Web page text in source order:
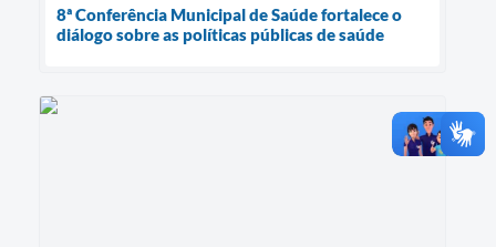
8ª Conferência Municipal de Saúde fortalece o
diálogo sobre as políticas públicas de saúde